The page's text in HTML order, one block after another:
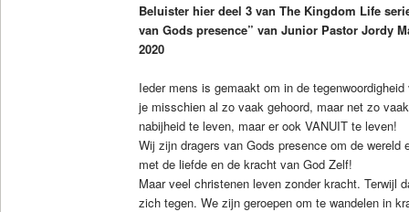
Beluister hier deel 3 van The Kingdom Life
van Gods presence” van Junior Pastor Jordy
2020
Ieder mens is gemaakt om in de
je misschien al zo vaak gehoord, maar net zo
nabijheid te leven, maar er ook VANUIT te leven!
Wij zijn dragers van Gods presence om de wereld
met de liefde en de kracht van God Zelf!
Maar veel christenen leven zonder kracht. Terwijl
zich tegen. We zijn geroepen om te wandelen in